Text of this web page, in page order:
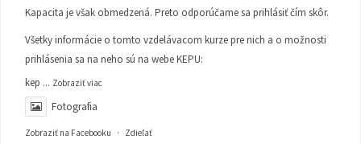
Kapacita je však obmedzená. Preto odporúčame sa prihlásiť čím skôr.
Všetky informácie o tomto vzdelávacom kurze pre nich a o možnosti
prihlásenia sa na neho sú na webe KEPU:
kep ... Zobraziť viac
Fotografia
Zobraziť na Facebooku · Zdieľať